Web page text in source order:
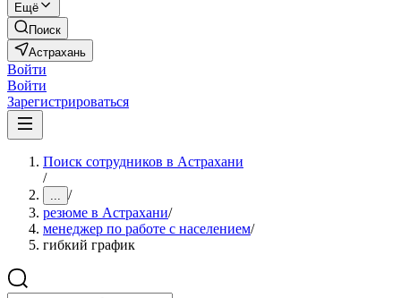
Ещё
Поиск
Астрахань
Войти
Войти
Зарегистрироваться
Поиск сотрудников в Астрахани
/
... /
резюме в Астрахани/
менеджер по работе с населением/
гибкий график